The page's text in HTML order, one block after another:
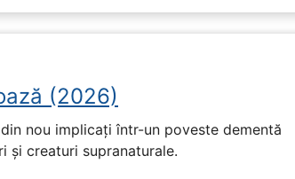
(2026)
nou implicați într-un poveste dementă
și creaturi supranaturale.